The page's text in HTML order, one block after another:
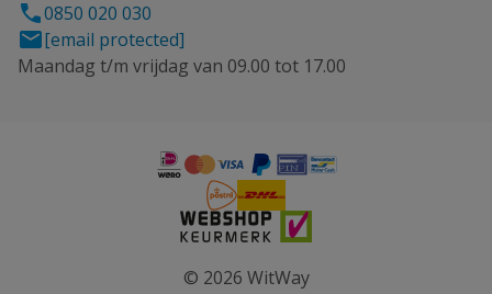
0850 020 030
[email protected]
Maandag t/m vrijdag van 09.00 tot 17.00
© 2026 WitWay